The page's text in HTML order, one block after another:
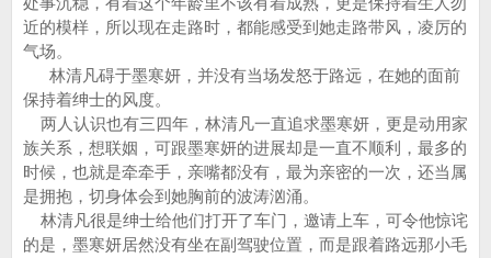
近的模样，所以现在走路时，都能感受到她走路带风，凌厉的
气场。
林清凡碍于墨寒妍，并没有当场发怒于路远，在她的面前
保持着绅士的风度。
两人认识也有三四年，林清凡一直追求墨寒妍，更是动用家
族关系，想联姻，可跟墨寒妍的进展却是一直不顺利，最多的
时候，也就是牵牵手，亲嘴都没有，最为亲密的一次，还当属
是拥抱，切身体会到她胸前的波涛汹涌。
林清凡很是绅士给他们打开了车门，邀请上车，可令他惊诧
的是，墨寒妍居然没有坐在副驾驶位置，而是跟着路远那小毛